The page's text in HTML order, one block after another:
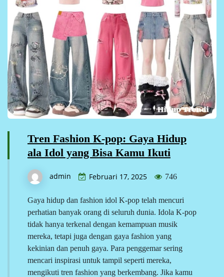
Tren Fashion K-pop: Gaya Hidup
ala Idol yang Bisa Kamu Ikuti
admin Februari 17, 2025 746
Gaya hidup dan fashion idol K-pop telah mencuri
perhatian banyak orang di seluruh dunia. Idola K-pop
tidak hanya terkenal dengan kemampuan musik
mereka, tetapi juga dengan gaya fashion yang
kekinian dan penuh gaya. Para penggemar sering
mencari inspirasi untuk tampil seperti mereka,
mengikuti tren fashion yang berkembang. Jika kamu